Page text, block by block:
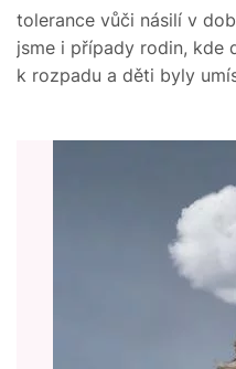
tolerance vůči násilí v
jsme i případy rodin, kde
k rozpadu a děti byly